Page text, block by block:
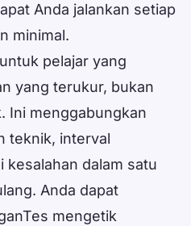
Anda jalankan setiap
minimal.
pelajar yang
yang terukur, bukan
Ini menggabungkan
teknik, interval
kesalahan dalam satu
Anda dapat
Tes mengetik